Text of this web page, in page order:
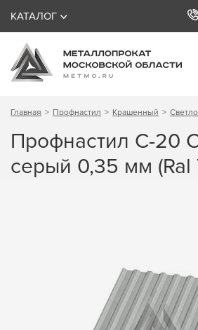
КАТАЛОГ
Главная Профнастил Крашенный
Профнастил С-20
серый 0,35 мм (Ral